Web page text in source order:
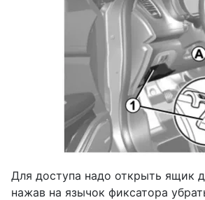
Для доступа надо открыть ящик
нажав на язычок фиксатора